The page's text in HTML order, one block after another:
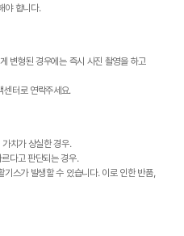
야 합니다.
변형된 경우에는 즉시 사진 촬영을 하고
센터로 연락주세요.
치가 상실한 경우.
다고 판단되는 경우.
스가 발생할 수 있습니다. 이로 인한 반품,